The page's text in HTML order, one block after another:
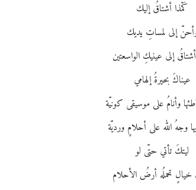
كَمْذا أشتاقُ إليك
إلى لمساتِ يديك
إلى عينيكِ الواسعتين
عيناكَ بحيرةُ إلهامي
وأنامُ على موسيقى كونيّة
وجهُ الله على أحلامٍ ورديّة
ليتكَ تأتي حتّى لو
تحملُه أرضُ الأحلام